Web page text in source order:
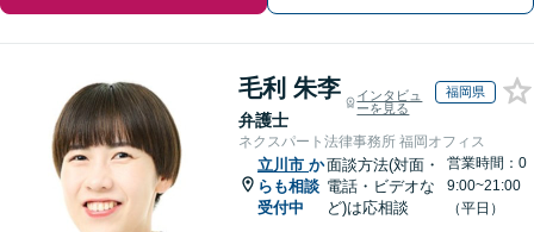
毛利 朱李
弁護士
インタビュ
ーを見る
福岡県
ネクスパート法律事務所 福岡オフィス
立川市 か
らも相談
受付中
面談方法(対面・
電話・ビデオな
ど)は応相談
営業時間：0
9:00~21:00
（平日）